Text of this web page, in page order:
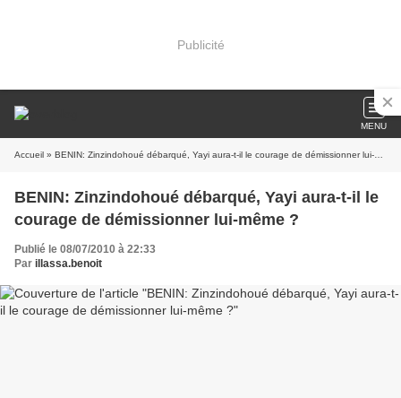
Publicité
MENU
Accueil » BENIN: Zinzindohoué débarqué, Yayi aura-t-il le courage de démissionner lui-même ?
BENIN: Zinzindohoué débarqué, Yayi aura-t-il le
courage de démissionner lui-même ?
Publié le 08/07/2010 à 22:33
Par illassa.benoit